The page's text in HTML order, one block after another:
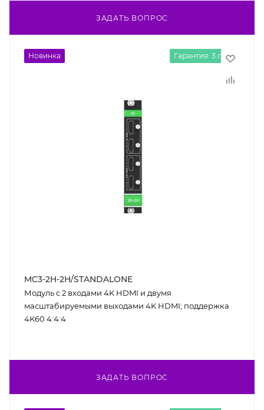
ЗАДАТЬ ВОПРОС
Новинка Гарантия: 3 года
MC3-2H-2H/STANDALONE
Модуль c 2 входами 4K HDMI и двумя
масштабируемыми выходами 4K HDMI; поддержка
4K60 4:4:4
ЗАДАТЬ ВОПРОС